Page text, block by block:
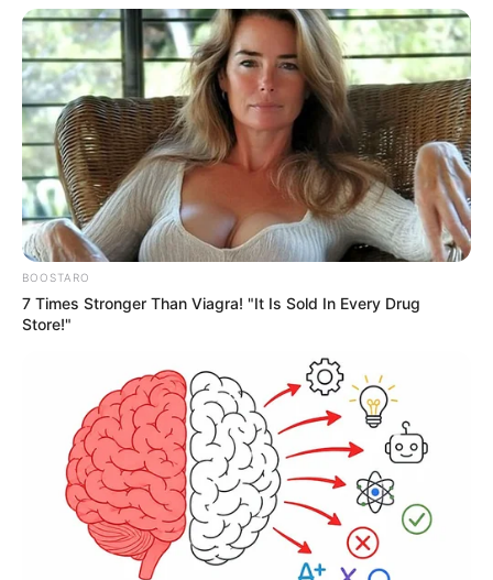
BOOSTARO
7 Times Stronger Than Viagra! "It Is Sold In Every Drug
Store!"